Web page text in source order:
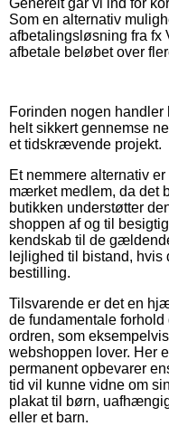
Som en alternativ
afbetalingsløsning fra fx
afbetale beløbet over
Forinden nogen handler
helt sikkert gennemse
et tidskrævende projekt.
Et nemmere alternativ
mærket medlem, da det
butikken understøtter
shoppen af og til
kendskab til de
lejlighed til bistand,
bestilling.
Tilsvarende er det en
de fundamentale
ordren, som
webshoppen lover. Her
permanent opbevarer
tid vil kunne vidne om
plakat til børn,
eller et barn.